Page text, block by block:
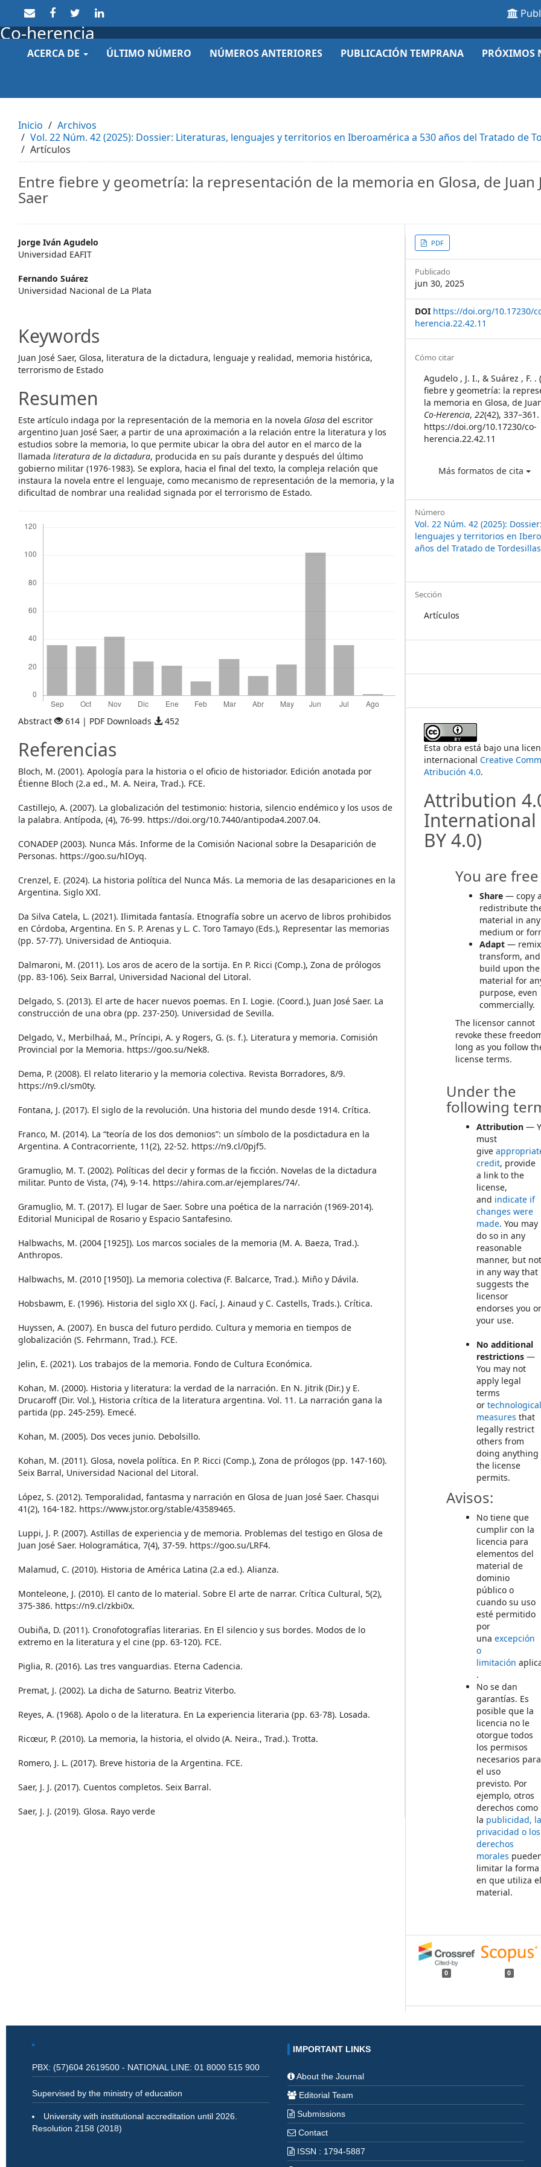
to
page
content
Content
Co-herencia
ACERCA DE ÚLTIMO NÚMERO NÚMEROS ANTERIORES PUBLICACIÓN TEMPRANA PRÓXIMOS
Inicio
Archivos
Vol. 22 Núm. 42 (2025): Dossier: Literaturas, lenguajes y territorios en Iberoamérica a 530 años del Tratado de
Artículos
Entre fiebre y geometría: la representación de la memoria en Glosa, de Juan
Saer
Main
Article
Content
Jorge Iván Agudelo
Universidad EAFIT
Fernando Suárez
Universidad Nacional de La Plata
Keywords
Juan José Saer, Glosa, literatura de la dictadura, lenguaje y realidad, memoria histórica,
terrorismo de Estado
Resumen
Este artículo indaga por la representación de la memoria en la novela Glosa del escritor
argentino Juan José Saer, a partir de una aproximación a la relación entre la literatura y los
estudios sobre la memoria, lo que permite ubicar la obra del autor en el marco de la
llamada literatura de la dictadura, producida en su país durante y después del último
gobierno militar (1976-1983). Se explora, hacia el final del texto, la compleja relación que
instaura la novela entre el lenguaje, como mecanismo de representación de la memoria, y la
dificultad de nombrar una realidad signada por el terrorismo de Estado.
Abstract 614 | PDF Downloads 452
Referencias
Bloch, M. (2001). Apología para la historia o el oficio de historiador. Edición anotada por
Étienne Bloch (2.a ed., M. A. Neira, Trad.). FCE.
Castillejo, A. (2007). La globalización del testimonio: historia, silencio endémico y los usos de
la palabra. Antípoda, (4), 76-99. https://doi.org/10.7440/antipoda4.2007.04.
CONADEP (2003). Nunca Más. Informe de la Comisión Nacional sobre la Desaparición de
Personas. https://goo.su/hIOyq.
Crenzel, E. (2024). La historia política del Nunca Más. La memoria de las desapariciones en la
Argentina. Siglo XXI.
Da Silva Catela, L. (2021). Ilimitada fantasía. Etnografía sobre un acervo de libros prohibidos
en Córdoba, Argentina. En S. P. Arenas y L. C. Toro Tamayo (Eds.), Representar las memorias
(pp. 57-77). Universidad de Antioquia.
Dalmaroni, M. (2011). Los aros de acero de la sortija. En P. Ricci (Comp.), Zona de prólogos
(pp. 83-106). Seix Barral, Universidad Nacional del Litoral.
Delgado, S. (2013). El arte de hacer nuevos poemas. En I. Logie. (Coord.), Juan José Saer. La
construcción de una obra (pp. 237-250). Universidad de Sevilla.
Delgado, V., Merbilhaá, M., Príncipi, A. y Rogers, G. (s. f.). Literatura y memoria. Comisión
Provincial por la Memoria. https://goo.su/Nek8.
Dema, P. (2008). El relato literario y la memoria colectiva. Revista Borradores, 8/9.
https://n9.cl/sm0ty.
Fontana, J. (2017). El siglo de la revolución. Una historia del mundo desde 1914. Crítica.
Franco, M. (2014). La “teoría de los dos demonios”: un símbolo de la posdictadura en la
Argentina. A Contracorriente, 11(2), 22-52. https://n9.cl/0pjf5.
Gramuglio, M. T. (2002). Políticas del decir y formas de la ficción. Novelas de la dictadura
militar. Punto de Vista, (74), 9-14. https://ahira.com.ar/ejemplares/74/.
Gramuglio, M. T. (2017). El lugar de Saer. Sobre una poética de la narración (1969-2014).
Editorial Municipal de Rosario y Espacio Santafesino.
Halbwachs, M. (2004 [1925]). Los marcos sociales de la memoria (M. A. Baeza, Trad.).
Anthropos.
Halbwachs, M. (2010 [1950]). La memoria colectiva (F. Balcarce, Trad.). Miño y Dávila.
Hobsbawm, E. (1996). Historia del siglo XX (J. Fací, J. Ainaud y C. Castells, Trads.). Crítica.
Huyssen, A. (2007). En busca del futuro perdido. Cultura y memoria en tiempos de
globalización (S. Fehrmann, Trad.). FCE.
Jelin, E. (2021). Los trabajos de la memoria. Fondo de Cultura Económica.
Kohan, M. (2000). Historia y literatura: la verdad de la narración. En N. Jitrik (Dir.) y E.
Drucaroff (Dir. Vol.), Historia crítica de la literatura argentina. Vol. 11. La narración gana la
partida (pp. 245-259). Emecé.
Kohan, M. (2005). Dos veces junio. Debolsillo.
Kohan, M. (2011). Glosa, novela política. En P. Ricci (Comp.), Zona de prólogos (pp. 147-160).
Seix Barral, Universidad Nacional del Litoral.
López, S. (2012). Temporalidad, fantasma y narración en Glosa de Juan José Saer. Chasqui
41(2), 164-182. https://www.jstor.org/stable/43589465.
Luppi, J. P. (2007). Astillas de experiencia y de memoria. Problemas del testigo en Glosa de
Juan José Saer. Hologramática, 7(4), 37-59. https://goo.su/LRF4.
Malamud, C. (2010). Historia de América Latina (2.a ed.). Alianza.
Monteleone, J. (2010). El canto de lo material. Sobre El arte de narrar. Crítica Cultural, 5(2),
375-386. https://n9.cl/zkbi0x.
Oubiña, D. (2011). Cronofotografías literarias. En El silencio y sus bordes. Modos de lo
extremo en la literatura y el cine (pp. 63-120). FCE.
Piglia, R. (2016). Las tres vanguardias. Eterna Cadencia.
Premat, J. (2002). La dicha de Saturno. Beatriz Viterbo.
Reyes, A. (1968). Apolo o de la literatura. En La experiencia literaria (pp. 63-78). Losada.
Ricœur, P. (2010). La memoria, la historia, el olvido (A. Neira., Trad.). Trotta.
Romero, J. L. (2017). Breve historia de la Argentina. FCE.
Saer, J. J. (2017). Cuentos completos. Seix Barral.
Saer, J. J. (2019). Glosa. Rayo verde
Article
Sidebar
PDF
Publicado
jun 30, 2025
DOI https://doi.org/10.17230/
herencia.22.42.11
Article
Details
Cómo citar
Agudelo , J. I., & Suárez , F. .
fiebre y geometría: la
la memoria en Glosa, de
Co-Herencia,22(42), 337–361.
https://doi.org/10.17230/co-
herencia.22.42.11
Más formatos de cita
Número
Vol. 22 Núm. 42 (2025):
lenguajes y territorios en
años del Tratado de Tordesillas
Sección
Artículos
Esta obra está bajo una
internacionalCreative
Atribución 4.0.
Attribution
International
BY 4.0)
You are
Share — copy
redistribute
material in any
medium or
Adapt —
transform, and
build upon the
material for
purpose, even
commercially.
The licensor cannot
revoke these
long as you follow
license terms.
Under the
following
Attribution —
must
give
credit, provide
a link to the
license,
and indicate if
changes were
made. You may
do so in any
reasonable
manner, but
in any way that
suggests the
licensor
endorses you
your use.
No additional
restrictions —
You may not
apply legal
terms
or
measures that
legally restrict
others from
doing anything
the license
permits.
Avisos:
No tiene que
cumplir con la
licencia para
elementos del
material de
dominio
público o
cuando su uso
esté permitido
por
unaexcepción
o
limitación
.
No se dan
garantías. Es
posible que la
licencia no le
otorgue todos
los permisos
necesarios para
el uso
previsto. Por
ejemplo, otros
derechos como
la publicidad,
privacidad o los
derechos
morales
limitar la forma
en que utiliza
material.
0 0
PBX: (57)604 2619500 - NATIONAL LINE: 01 8000 515 900
Supervised by the ministry of education
University with institutional accreditation until 2026.
Resolution 2158 (2018)
IMPORTANT LINKS
About the Journal
Editorial Team
Submissions
Contact
ISSN : 1794-5887